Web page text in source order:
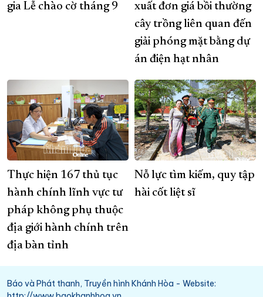
gia Lễ chào cờ tháng 9
xuất đơn giá bồi thường
cây trồng liên quan đến
giải phóng mặt bằng dự
án điện hạt nhân
Thực hiện 167 thủ tục
hành chính lĩnh vực tư
pháp không phụ thuộc
địa giới hành chính trên
địa bàn tỉnh
Nỗ lực tìm kiếm, quy tập
hài cốt liệt sĩ
Báo và Phát thanh, Truyền hình Khánh Hòa - Website: